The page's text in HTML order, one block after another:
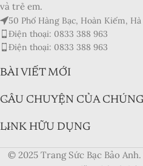
và trẻ em.
50 Phố Hàng Bạc, Hoàn Kiếm,
Điện thoại: 0833 388 963
Điện thoại: 0833 388 963
BÀI VIẾT MỚI
CÂU CHUYỆN CỦA
LINK HỮU DỤNG
© 2025 Trang Sức Bạc Bảo